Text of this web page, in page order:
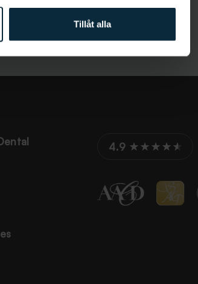
Tillåt alla
4.9